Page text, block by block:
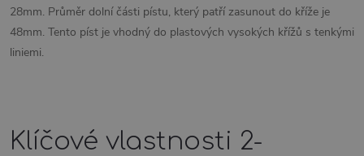
28mm. Průměr dolní části pístu, který patří zasunout do kříže je
48mm. Tento píst je vhodný do plastových vysokých křížů s tenkými
liniemi.
Klíčové vlastnosti 2-